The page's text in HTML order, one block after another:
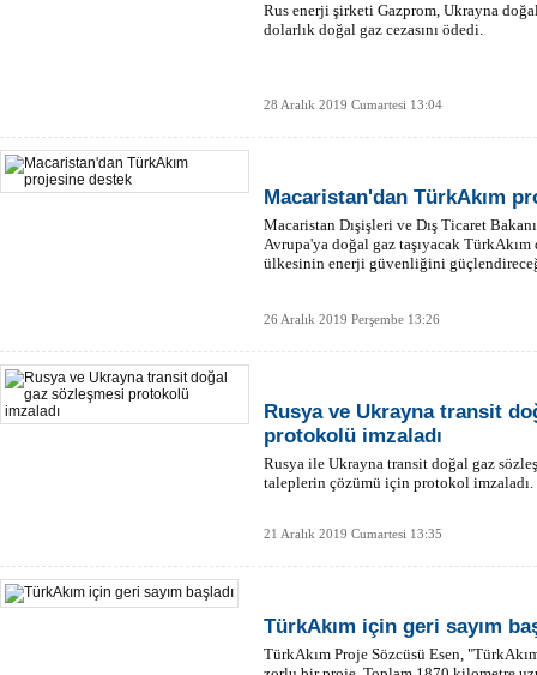
Rus enerji şirketi Gazprom, Ukrayna
dolarlık doğal gaz cezasını ödedi.
28 Aralık 2019 Cumartesi 13:04
Macaristan'dan TürkAkım
Macaristan Dışişleri ve Dış Ticaret
Avrupa'ya doğal gaz taşıyacak
ülkesinin enerji güvenliğini
26 Aralık 2019 Perşembe 13:26
Rusya ve Ukrayna transit
protokolü imzaladı
Rusya ile Ukrayna transit doğal gaz
taleplerin çözümü için protokol imzaladı.
21 Aralık 2019 Cumartesi 13:35
TürkAkım için geri sayım
TürkAkım Proje Sözcüsü Esen,